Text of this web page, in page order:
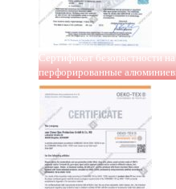
Сертификат безопастности
перфорированные